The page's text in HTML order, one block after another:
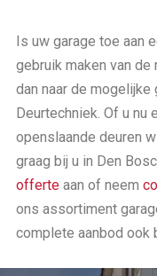
Is uw garage toe aan
gebruik maken van de
dan naar de mogelijke
Deurtechniek. Of u
openslaande deuren
graag bij u in Den
offerte aan of neem
ons assortiment
complete aanbod ook